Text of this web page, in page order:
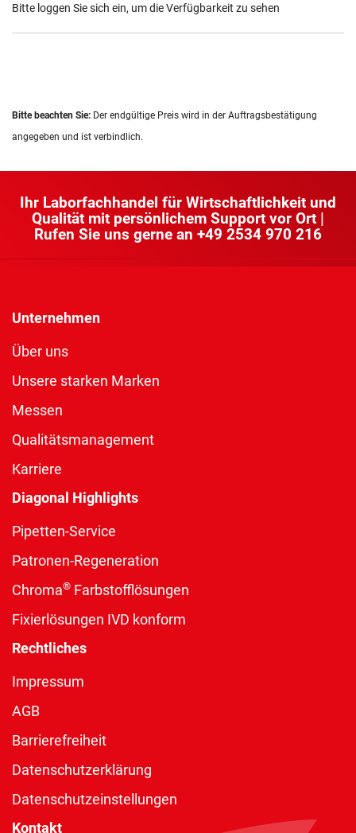
Bitte loggen Sie sich ein, um die Verfügbarkeit zu sehen
Bitte beachten Sie: Der endgültige Preis wird in der Auftragsbestätigung
angegeben und ist verbindlich.
Ihr Laborfachhandel für Wirtschaftlichkeit und
Qualität mit persönlichem Support vor Ort |
Rufen Sie uns gerne an +49 2534 970 216
Unternehmen
Über uns
Unsere starken Marken
Messen
Qualitätsmanagement
Karriere
Diagonal Highlights
Pipetten-Service
Patronen-Regeneration
Chroma® Farbstofflösungen
Fixierlösungen IVD konform
Rechtliches
Impressum
AGB
Barrierefreiheit
Datenschutzerklärung
Datenschutzeinstellungen
Kontakt